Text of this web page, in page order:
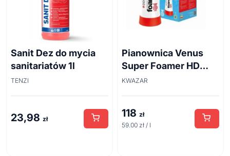
Sanit Dez do mycia
sanitariatów 1l
TENZI
23,98 zł
Pianownica Venus
Super Foamer HD
acid line 2L
KWAZAR
118 zł
59.00 zł / l